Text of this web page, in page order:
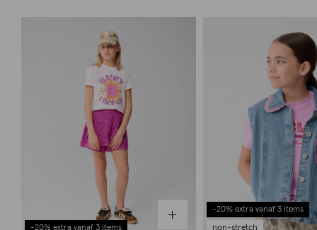
-20% extra vanaf 3 items
-20% extra vanaf 3 items
non-stretch